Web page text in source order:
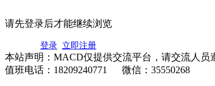
请先登录后才能继续浏览
登录 立即注册
本站声明：MACD仅提供交流平台，请交流人员
值班电话：18209240771 微信：35550268